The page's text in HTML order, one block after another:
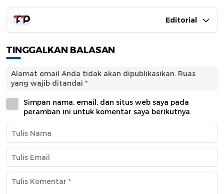
Editorial
TINGGALKAN BALASAN
Alamat email Anda tidak akan dipublikasikan. Ruas
yang wajib ditandai *
Simpan nama, email, dan situs web saya pada
peramban ini untuk komentar saya berikutnya.